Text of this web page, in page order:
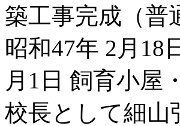
築工事完成（普
昭和47年 2月
月1日 飼育小屋
校長として細山